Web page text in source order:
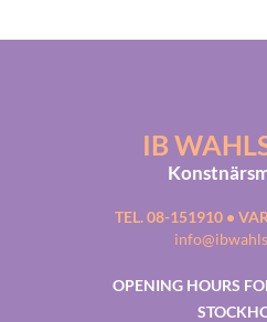
IB
TEL. 08-151910 •
OPENING HOURS